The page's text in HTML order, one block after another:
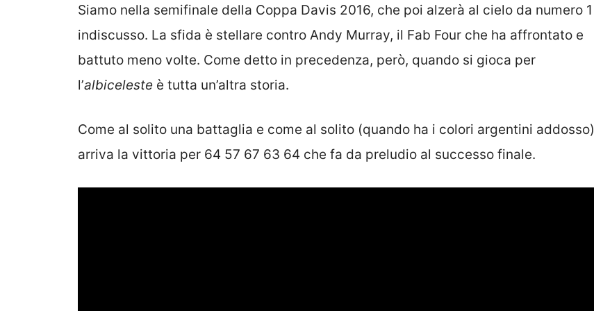
Siamo nella semifinale della Coppa Davis 2016, che poi alzerà al cielo da numero 1
indiscusso. La sfida è stellare contro Andy Murray, il Fab Four che ha affrontato e
battuto meno volte. Come detto in precedenza, però, quando si gioca per
l’albiceleste è tutta un’altra storia.
Come al solito una battaglia e come al solito (quando ha i colori argentini addosso)
arriva la vittoria per 64 57 67 63 64 che fa da preludio al successo finale.